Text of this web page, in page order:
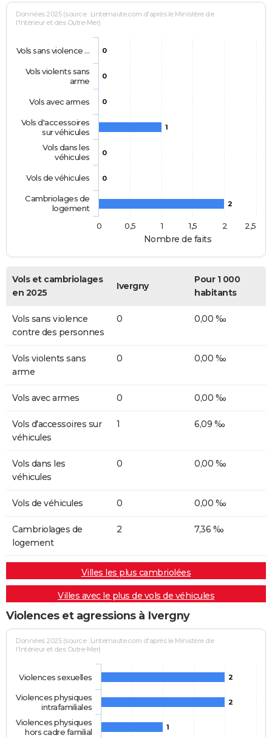
Nombre de faits
Données 2025 (source : Linternaute.com d'après le Ministère de
l'Intérieur et des Outre-Mer)
0
0
0
1
0
0
2
Vols sans violence …
Vols violents sans
arme
Vols avec armes
Vols d'accessoires
sur véhicules
Vols dans les
véhicules
Vols de véhicules
Cambriolages de
logement
0
0,5 1 1,5 2 2,5
Vols et cambriolages
en 2025
Ivergny
Pour 1 000
habitants
Vols sans violence
contre des personnes
0 0,00 ‰
Vols violents sans
arme
0 0,00 ‰
Vols avec armes 0 0,00 ‰
Vols d'accessoires sur
véhicules
1 6,09 ‰
Vols dans les
véhicules
0 0,00 ‰
Vols de véhicules 0 0,00 ‰
Cambriolages de
logement
2 7,36 ‰
Villes les plus cambriolées
Villes avec le plus de vols de véhicules
Violences et agressions à Ivergny
Données 2025 (source : Linternaute.com d'après le Ministère de
l'Intérieur et des Outre-Mer)
2
2
1
Violences sexuelles
Violences physiques
intrafamiliales
Violences physiques
hors cadre familial